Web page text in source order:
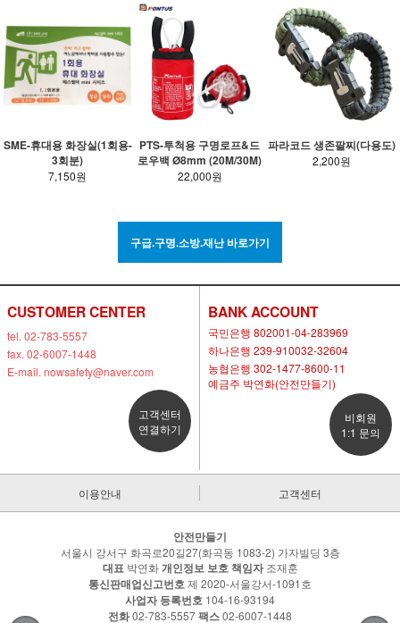
SME-휴대용 화장실(1회용-
3회분)
7,150원
PTS-투척용 구명로프&드
로우백 Ø8mm (20M/30M)
22,000원
파라코드 생존팔찌(다용도)
2,200원
구급.구명.소방.재난 바로가기
CUSTOMER CENTER
tel. 02-783-5557
fax. 02-6007-1448
E-mail. nowsafety@naver.com
고객센터
연결하기
BANK ACCOUNT
국민은행 802001-04-283969
하나은행 239-910032-32604
농협은행 302-1477-8600-11
예금주 박연화(안전만들기)
비회원
1:1 문의
이용안내 고객센터
안전만들기
서울시 강서구 화곡로20길27(화곡동 1083-2) 가자빌딩 3층
대표 박연화개인정보 보호 책임자조재훈
통신판매업신고번호제 2020-서울강서-1091호
사업자 등록번호 104-16-93194
전화02-783-5557팩스02-6007-1448